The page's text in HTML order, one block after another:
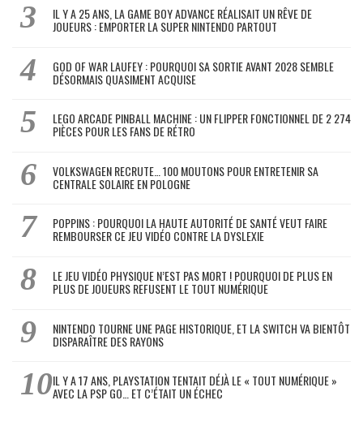
IL Y A 25 ANS, LA GAME BOY ADVANCE RÉALISAIT UN RÊVE DE
JOUEURS : EMPORTER LA SUPER NINTENDO PARTOUT
GOD OF WAR LAUFEY : POURQUOI SA SORTIE AVANT 2028 SEMBLE
DÉSORMAIS QUASIMENT ACQUISE
LEGO ARCADE PINBALL MACHINE : UN FLIPPER FONCTIONNEL DE 2 274
PIÈCES POUR LES FANS DE RÉTRO
VOLKSWAGEN RECRUTE… 100 MOUTONS POUR ENTRETENIR SA
CENTRALE SOLAIRE EN POLOGNE
POPPINS : POURQUOI LA HAUTE AUTORITÉ DE SANTÉ VEUT FAIRE
REMBOURSER CE JEU VIDÉO CONTRE LA DYSLEXIE
LE JEU VIDÉO PHYSIQUE N’EST PAS MORT ! POURQUOI DE PLUS EN
PLUS DE JOUEURS REFUSENT LE TOUT NUMÉRIQUE
NINTENDO TOURNE UNE PAGE HISTORIQUE, ET LA SWITCH VA BIENTÔT
DISPARAÎTRE DES RAYONS
IL Y A 17 ANS, PLAYSTATION TENTAIT DÉJÀ LE « TOUT NUMÉRIQUE »
AVEC LA PSP GO… ET C’ÉTAIT UN ÉCHEC